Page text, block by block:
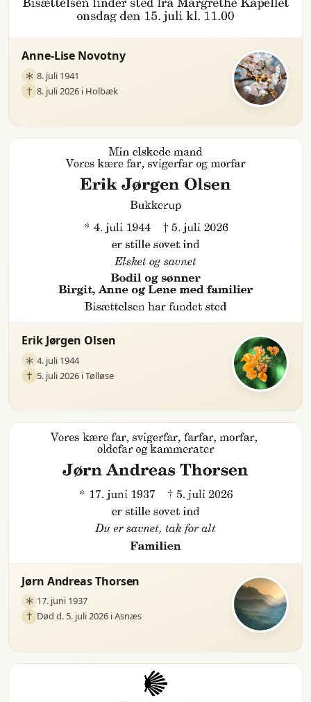
Anne-Lise Novotny
8. juli 1941
8. juli 2026 i Holbæk
Erik Jørgen Olsen
4. juli 1944
5. juli 2026 i Tølløse
Jørn Andreas Thorsen
17. juni 1937
Død d. 5. juli 2026 i Asnæs